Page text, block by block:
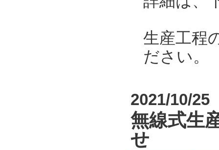
生産工程
ださい。
2021/10/25
無線式生
せ